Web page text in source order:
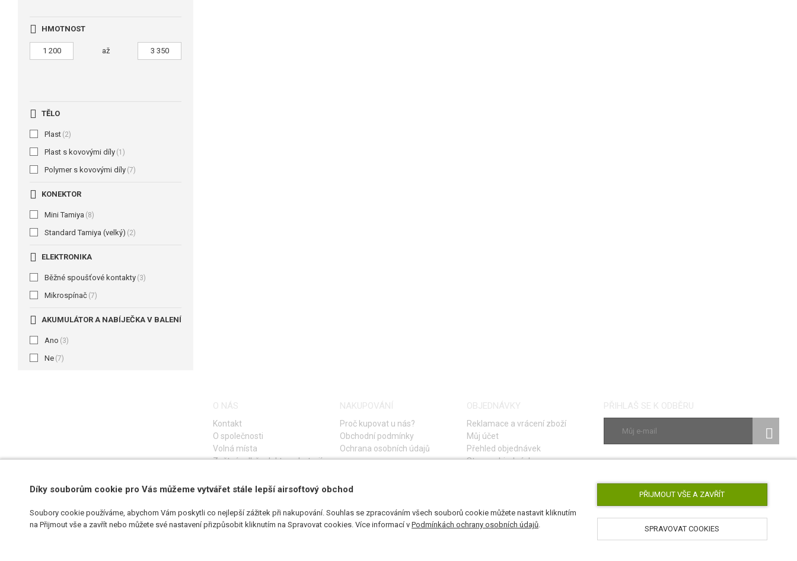
HMOTNOST
až
TĚLO
Plast (2)
Plast s kovovými díly (1)
Polymer s kovovými díly (7)
KONEKTOR
Mini Tamiya (8)
Standard Tamiya (velký) (2)
ELEKTRONIKA
Běžné spoušťové kontakty (3)
Mikrospínač (7)
AKUMULÁTOR A NABÍJEČKA V BALENÍ
Ano (3)
Ne (7)
O NÁS
Kontakt
O společnosti
Volná místa
Zpětný odběr elektro a baterií
NAKUPOVÁNÍ
Proč kupovat u nás?
Obchodní podmínky
Ochrana osobních údajů
OBJEDNÁVKY
Reklamace a vrácení zboží
Můj účet
Přehled objednávek
Storno objednávky
PŘIHLAŠ SE K ODBĚRU
Díky souborům cookie pro Vás můžeme vytvářet stále lepší airsoftový obchod
Soubory cookie používáme, abychom Vám poskytli co nejlepší zážitek při nakupování. Souhlas se zpracováním všech souborů cookie můžete nastavit kliknutím
na Přijmout vše a zavřít nebo můžete své nastavení přizpůsobit kliknutím na Spravovat cookies. Více informací v Podmínkách ochrany osobních údajů.
PŘIJMOUT VŠE A ZAVŘÍT
SPRAVOVAT COOKIES